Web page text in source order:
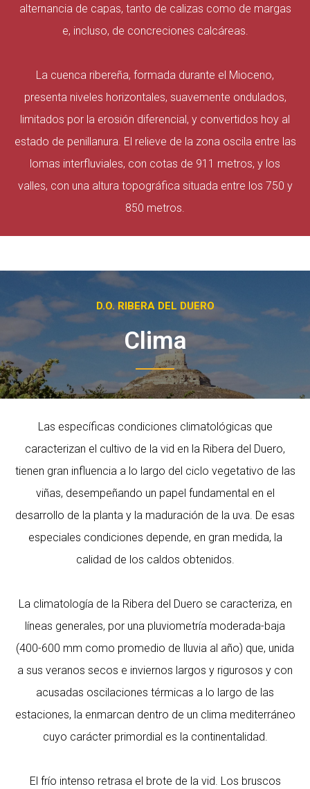
alternancia de capas, tanto de calizas como de margas
e, incluso, de concreciones calcáreas.
La cuenca ribereña, formada durante el Mioceno,
presenta niveles horizontales, suavemente ondulados,
limitados por la erosión diferencial, y convertidos hoy al
estado de penillanura. El relieve de la zona oscila entre las
lomas interfluviales, con cotas de 911 metros, y los
valles, con una altura topográfica situada entre los 750 y
850 metros.
Las específicas condiciones climatológicas que
caracterizan el cultivo de la vid en la Ribera del Duero,
tienen gran influencia a lo largo del ciclo vegetativo de las
viñas, desempeñando un papel fundamental en el
desarrollo de la planta y la maduración de la uva. De esas
especiales condiciones depende, en gran medida, la
calidad de los caldos obtenidos.
La climatología de la Ribera del Duero se caracteriza, en
líneas generales, por una pluviometría moderada-baja
(400-600 mm como promedio de lluvia al año) que, unida
a sus veranos secos e inviernos largos y rigurosos y con
acusadas oscilaciones térmicas a lo largo de las
estaciones, la enmarcan dentro de un clima mediterráneo
cuyo carácter primordial es la continentalidad.
El frío intenso retrasa el brote de la vid. Los bruscos
D.O. RIBERA DEL DUERO
Clima